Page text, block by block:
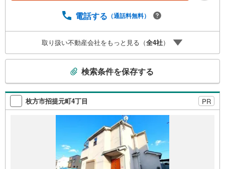
相談、承ります！■【無料送迎】「小さなお子さまをつれて
ご相談ください！営業スタッフがご自宅に伺って送迎致し
ます！【リフォーム相談】資格を持った専門スタッフがお
悩みに合わせてお話をうかがい、お客さまにぴったりの提
問、気になること、何でもお気軽にご相談ください！
電話する （通話料無料）
取り扱い不動産会社をもっと見る（全4社）
検
索
条
検索条件を保存する
枚方市招提元町4丁目 PR